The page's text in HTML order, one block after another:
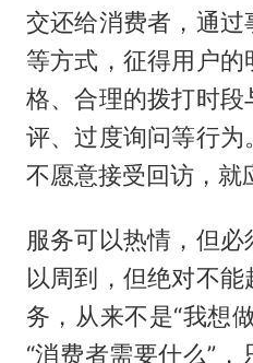
交还给消费者，通
等方式，征得用户
格、合理的拨打时
评、过度询问等行
不愿意接受回访，就
服务可以热情，但
以周到，但绝对不
务，从来不是“我想
“消费者需要什么”